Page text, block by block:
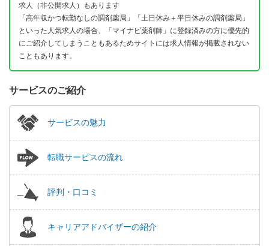
求人（非公開求人）もあります
「高年収かつ転勤なしの調剤薬局」「土日休み＋平日休みの調剤薬局」
といった人気求人の場合、「マイナビ薬剤師」に登録済みの方に優先的
にご紹介してしまうこともあるためサイトには求人情報が掲載されない
こともあります。
サービスのご紹介
サービスの魅力
転職サービスの流れ
評判・口コミ
キャリアアドバイザーの紹介